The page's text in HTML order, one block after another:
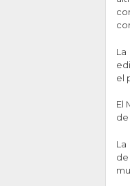
el
El
de
La